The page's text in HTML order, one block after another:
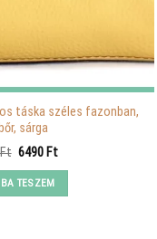
táska széles fazonban,
sárga
Ft Original
was:
10990 Ft.
6490 FtCurrent
TESZEM